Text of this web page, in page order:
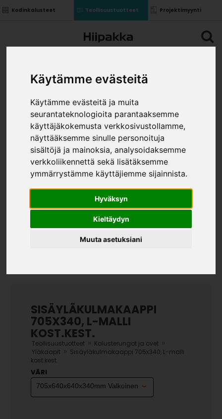
Käytämme evästeitä
Käytämme evästeitä ja muita
seurantateknologioita parantaaksemme
käyttäjäkokemusta verkkosivustollamme,
näyttääksemme sinulle personoituja
sisältöjä ja mainoksia, analysoidaksemme
verkkoliikennettä sekä lisätäksemme
ymmärrystämme käyttäjiemme sijainnista.
Hyväksyn
Kieltäydyn
Muuta asetuksiani
Kodinkalusteet Teollisuustuotteet Projektimyynti
SISÄYLÄKULMAKAAPPI
705X340, L-MALLI
KOST.KEST.
Teollisuustuotteet Kalusterungot ja ovet
Yläkaapit
Sisäyläkulmakaappi 705x340, L-malli
kost.kest.
VÄRI